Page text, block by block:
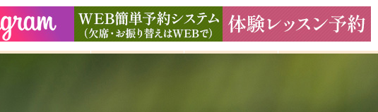
施設ガイド ギャラリー アクセス よくある質問